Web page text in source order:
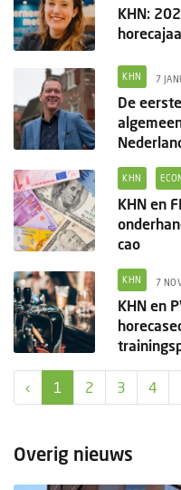
KHN:
KHN 7
De
KHN
KHN en
cao
KHN 7
KHN en
‹ 1 2 3 4
Overig nieuws